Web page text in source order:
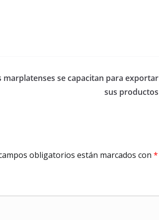
marplatenses se capacitan para exportar
sus productos
obligatorios están marcados con *